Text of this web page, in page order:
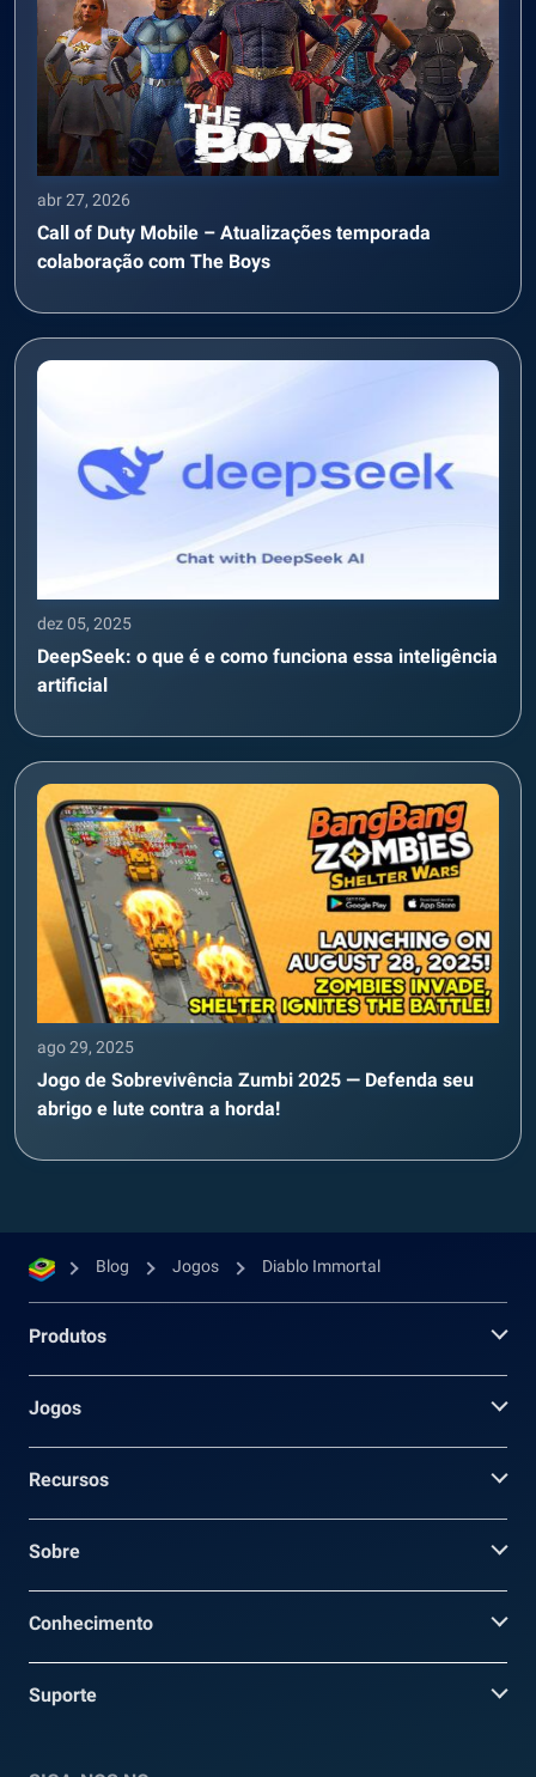
abr 27, 2026
Call of Duty Mobile – Atualizações temporada
colaboração com The Boys
dez 05, 2025
DeepSeek: o que é e como funciona essa inteligência
artificial
ago 29, 2025
Jogo de Sobrevivência Zumbi 2025 — Defenda seu
abrigo e lute contra a horda!
Blog Jogos Diablo Immortal
Produtos
Jogos
Recursos
Sobre
Conhecimento
Suporte